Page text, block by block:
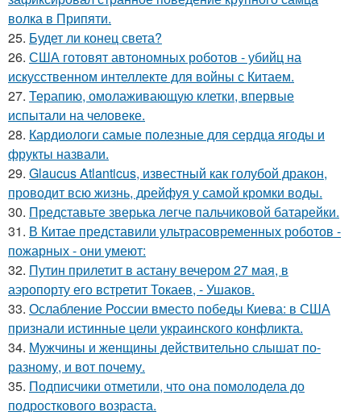
волка в Припяти.
25. Будет ли конец света?
26. США готовят автономных роботов - убийц на
искусственном интеллекте для войны с Китаем.
27. Терапию, омолаживающую клетки, впервые
испытали на человеке.
28. Кардиологи самые полезные для сердца ягоды и
фрукты назвали.
29. Glaucus Atlanticus, известный как голубой дракон,
проводит всю жизнь, дрейфуя у самой кромки воды.
30. Представьте зверька легче пальчиковой батарейки.
31. В Китае представили ультрасовременных роботов -
пожарных - они умеют:
32. Путин прилетит в астану вечером 27 мая, в
аэропорту его встретит Токаев, - Ушаков.
33. Ослабление России вместо победы Киева: в США
признали истинные цели украинского конфликта.
34. Мужчины и женщины действительно слышат по-
разному, и вот почему.
35. Подписчики отметили, что она помолодела до
подросткового возраста.